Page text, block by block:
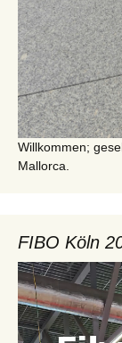
Willkommen;
Mallorca.
FIBO Köln
Video-
Player